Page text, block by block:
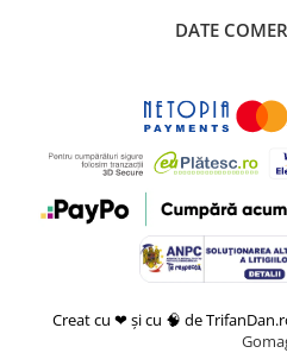
DATE
Creat cu ❤ și cu 🧠 de